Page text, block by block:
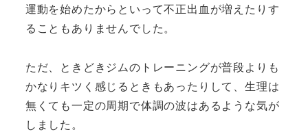
運動を始めたからといって不正出血が増えたりす
ることもありませんでした。
ただ、ときどきジムのトレーニングが普段よりも
かなりキツく感じるときもあったりして、生理は
無くても一定の周期で体調の波はあるような気が
しました。